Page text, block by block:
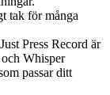
tak för många
Just Press Record är
Whisper
passar ditt